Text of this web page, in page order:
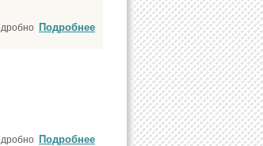
Подробнее
Подробнее